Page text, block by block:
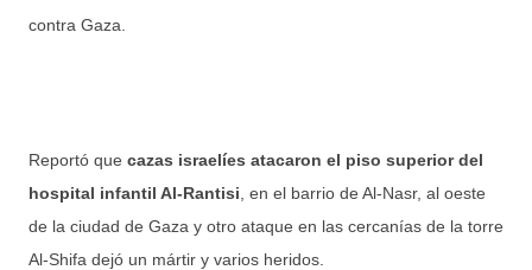
contra Gaza.
Reportó que cazas israelíes atacaron el piso superior del
hospital infantil Al-Rantisi , en el barrio de Al-Nasr, al oeste
de la ciudad de Gaza y otro ataque en las cercanías de la torre
Al-Shifa dejó un mártir y varios heridos.